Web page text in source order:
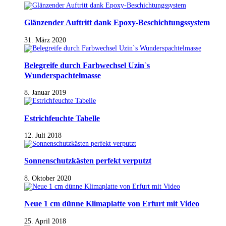
Glänzender Auftritt dank Epoxy-Beschichtungssystem
31. März 2020
Belegreife durch Farbwechsel Uzin`s
Wunderspachtelmasse
8. Januar 2019
Estrichfeuchte Tabelle
12. Juli 2018
Sonnenschutzkästen perfekt verputzt
8. Oktober 2020
Neue 1 cm dünne Klimaplatte von Erfurt mit Video
25. April 2018